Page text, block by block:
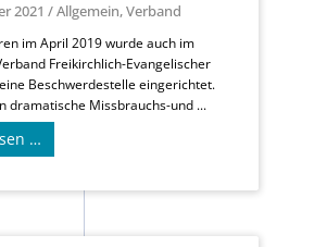
2021 /Allgemein,Verband
im April 2019 wurde auch im
Freikirchlich-Evangelischer
Beschwerdestelle eingerichtet.
dramatische Missbrauchs-und ...
…